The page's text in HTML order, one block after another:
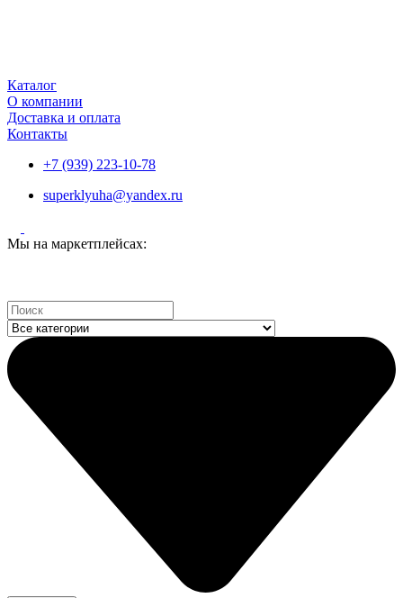
Каталог
О компании
Доставка и оплата
Контакты
+7 (939) 223-10-78
superklyuha@yandex.ru
Мы на маркетплейсах:
Search
...